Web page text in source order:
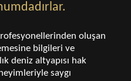
oluşan
bilgileri ve
deniz altyapısı hak
saygı